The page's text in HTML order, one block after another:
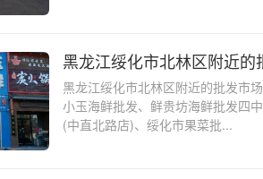
黑龙江绥化市北林区附近的
黑龙江绥化市北林区附近的批发市
小玉海鲜批发、鲜贵坊海鲜批发四
(中直北路店)、绥化市果菜批...